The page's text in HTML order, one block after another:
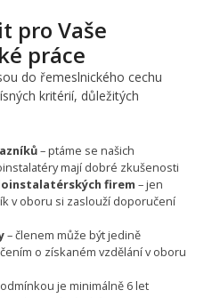
pro Vaše
práce
do řemeslnického cechu
kritérií, důležitých
– ptáme se našich
mají dobré zkušenosti
firem – jen
v oboru si zaslouží doporučení
– členem může být jedině
o získaném vzdělání v oboru
je minimálně 6 let